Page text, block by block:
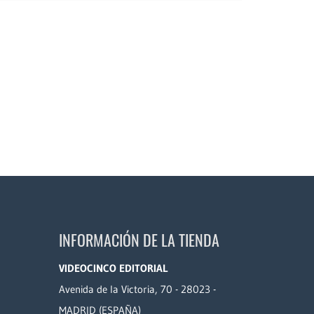
INFORMACIÓN DE LA TIENDA
VIDEOCINCO EDITORIAL
Avenida de la Victoria, 70 - 28023 -
MADRID (ESPAÑA)